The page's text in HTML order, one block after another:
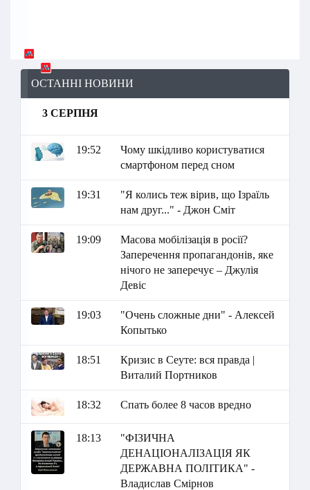
ОСТАННІ НОВИНИ
3 СЕРПНЯ
19:52
Чому шкідливо користуватися
смартфоном перед сном
19:31
"Я колись теж вірив, що Ізраїль
нам друг..." - Джон Сміт
19:09
Масова мобілізація в росії?
Заперечення пропагандонів, яке
нічого не заперечує – Джулія
Девіс
19:03
"Очень сложные дни" - Алексей
Копытько
18:51
Кризис в Сеуте: вся правда |
Виталий Портников
18:32 Спать более 8 часов вредно
18:13
"ФІЗИЧНА
ДЕНАЦІОНАЛІЗАЦІЯ ЯК
ДЕРЖАВНА ПОЛІТИКА" -
Владислав Смірнов